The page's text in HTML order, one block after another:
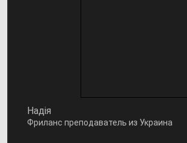
Надія
Фриланс преподаватель из Украина